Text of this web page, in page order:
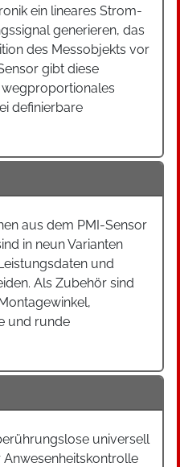
ein lineares Strom-
generieren, das
des Messobjekts vor
gibt diese
definierbare
aus dem PMI-Sensor
in neun Varianten
und
Als Zubehör sind
und runde
universell